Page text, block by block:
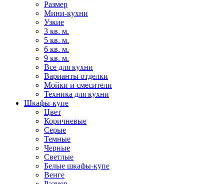
Размер
Мини-кухни
Узкие
3 кв. м.
5 кв. м.
6 кв. м.
9 кв. м.
Все для кухни
Варианты отделки
Мойки и смесители
Техника для кухни
Шкафы-купе
Цвет
Коричневые
Серые
Темные
Черные
Светлые
Белые шкафы-купе
Венге